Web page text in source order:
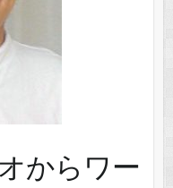
からワー